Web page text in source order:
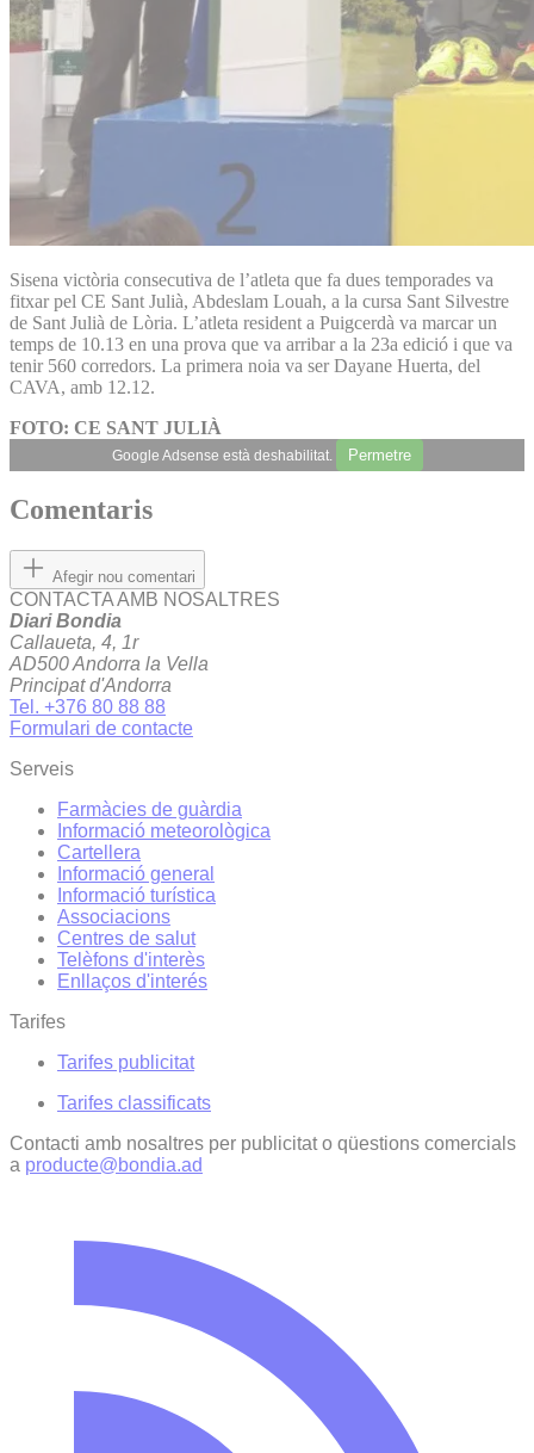
Sisena victòria consecutiva de l’atleta que fa dues temporades va
fitxar pel CE Sant Julià, Abdeslam Louah, a la cursa Sant Silvestre
de Sant Julià de Lòria. L’atleta resident a Puigcerdà va marcar un
temps de 10.13 en una prova que va arribar a la 23a edició i que va
tenir 560 corredors. La primera noia va ser Dayane Huerta, del
CAVA, amb 12.12.
FOTO: CE SANT JULIÀ
Google Adsense està deshabilitat. Permetre
Comentaris
Afegir nou comentari
CONTACTA AMB NOSALTRES
Diari Bondia
Callaueta, 4, 1r
AD500 Andorra la Vella
Principat d'Andorra
Tel. +376 80 88 88
Formulari de contacte
Serveis
Farmàcies de guàrdia
Informació meteorològica
Cartellera
Informació general
Informació turística
Associacions
Centres de salut
Telèfons d'interès
Enllaços d'interés
Tarifes
Tarifes publicitat
Tarifes classificats
Contacti amb nosaltres per publicitat o qüestions comercials
a producte@bondia.ad